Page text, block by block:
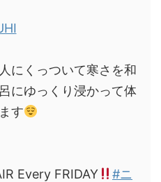
にくっついて寒さを和
にゆっくり浸かって体
す
Every FRIDAY
#ニ